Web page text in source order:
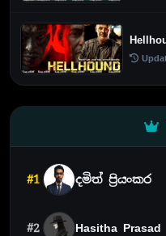
#1 දමිත් ප්‍රියංකර
#2 Hasitha Prasad